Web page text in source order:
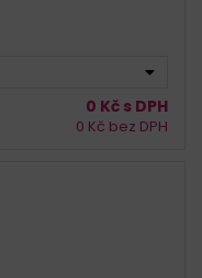
0 Kč s DPH
0 Kč bez DPH